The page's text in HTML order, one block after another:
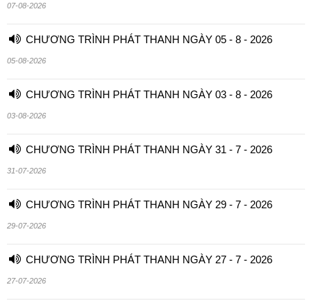
07-08-2026
CHƯƠNG TRÌNH PHÁT THANH NGÀY 05 - 8 - 2026
05-08-2026
CHƯƠNG TRÌNH PHÁT THANH NGÀY 03 - 8 - 2026
03-08-2026
CHƯƠNG TRÌNH PHÁT THANH NGÀY 31 - 7 - 2026
31-07-2026
CHƯƠNG TRÌNH PHÁT THANH NGÀY 29 - 7 - 2026
29-07-2026
CHƯƠNG TRÌNH PHÁT THANH NGÀY 27 - 7 - 2026
27-07-2026